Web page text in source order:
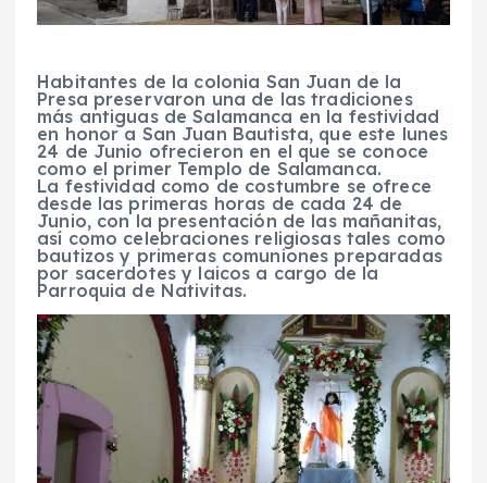
Habitantes de la colonia San Juan de la
Presa preservaron una de las tradiciones
más antiguas de Salamanca en la festividad
en honor a San Juan Bautista, que este lunes
24 de Junio ofrecieron en el que se conoce
como el primer Templo de Salamanca.
La festividad como de costumbre se ofrece
desde las primeras horas de cada 24 de
Junio, con la presentación de las mañanitas,
así como celebraciones religiosas tales como
bautizos y primeras comuniones preparadas
por sacerdotes y laicos a cargo de la
Parroquia de Nativitas.